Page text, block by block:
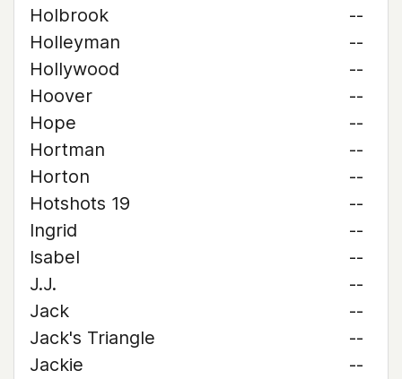
Holbrook
--
Holleyman
--
Hollywood
--
Hoover
--
Hope
--
Hortman
--
Horton
--
Hotshots 19
--
Ingrid
--
Isabel
--
J.J.
--
Jack
--
Jack's Triangle
--
Jackie
--